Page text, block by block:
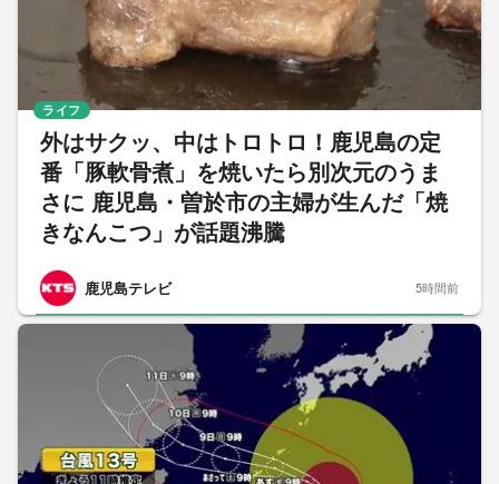
外はサクッ、中はトロトロ！鹿児島の定
番「豚軟骨煮」を焼いたら別次元のうま
さに 鹿児島・曽於市の主婦が生んだ「焼
きなんこつ」が話題沸騰
鹿児島テレビ
ライフ
5時間前